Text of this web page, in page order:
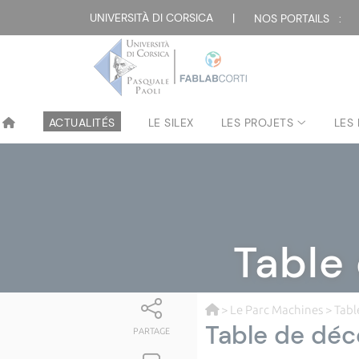
UNIVERSITÀ DI CORSICA | NOS PORTAILS :
ACTUALITÉS LE SILEX LES PROJETS LES
Table
PARTAGE
> Le Parc Machines >
Table de